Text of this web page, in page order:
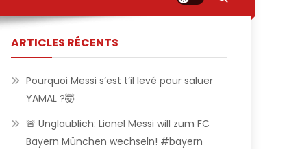
ARTICLES RÉCENTS
Pourquoi Messi s’est t’il levé pour saluer
YAMAL ?🤯
🚨 Unglaublich: Lionel Messi will zum FC
Bayern München wechseln! #bayern